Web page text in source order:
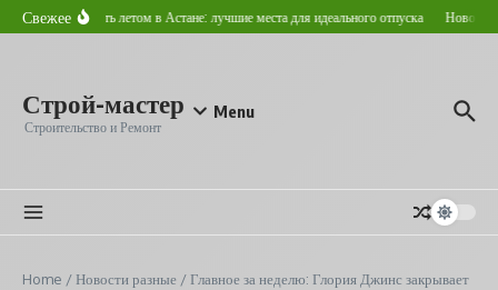
Перейти к содержанию
Свежее
Где отдохнуть летом в Астане: лучшие места для идеального отпуска
Строй-мастер
Строительство и Ремонт
Menu
Home /Новости разные /Главное за неделю: Глория Джинс закрывает